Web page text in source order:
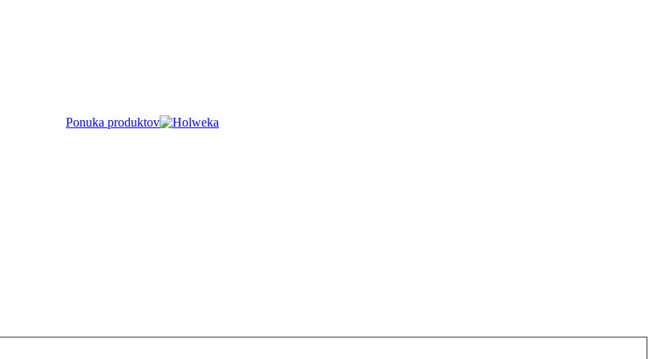
Ponuka produktov